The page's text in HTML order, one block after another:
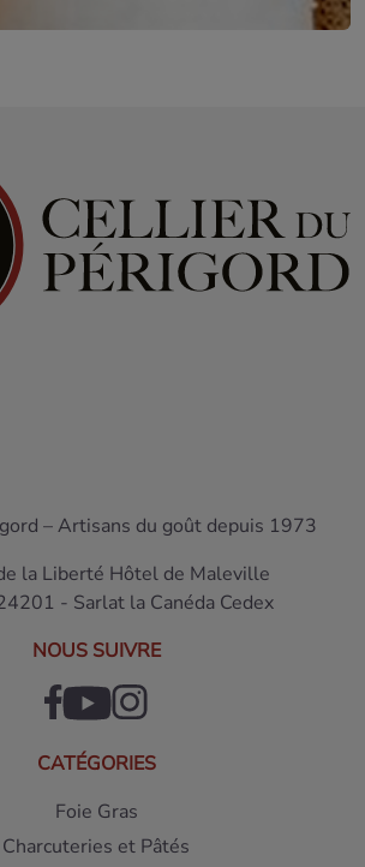
– Artisans du goût depuis 1973
la Liberté Hôtel de Maleville
- Sarlat la Canéda Cedex
NOUS SUIVRE
CATÉGORIES
Foie Gras
Charcuteries et Pâtés